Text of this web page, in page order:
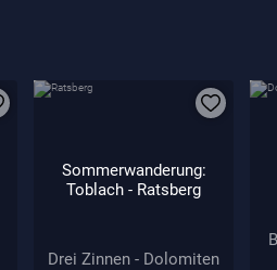
Sommerwanderung:
Toblach - Ratsberg
Drei Zinnen - Dolomiten